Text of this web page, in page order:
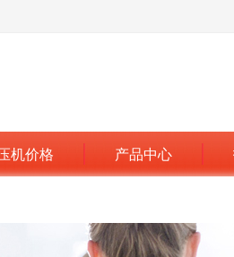
机价格 产品中心